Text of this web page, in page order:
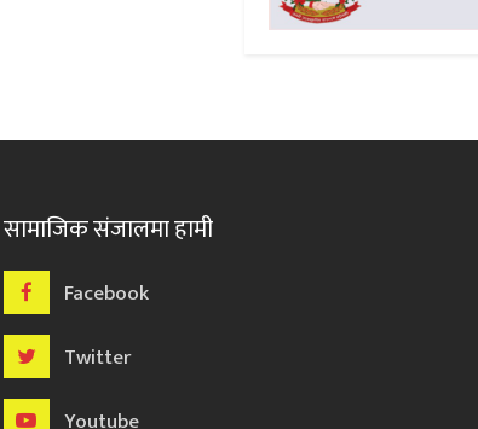
सामाजिक संजालमा हामी
Facebook
Twitter
Youtube